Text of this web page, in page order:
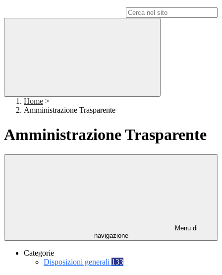
Home >
Amministrazione Trasparente
Amministrazione Trasparente
Menu di
navigazione
Categorie
Disposizioni generali 133